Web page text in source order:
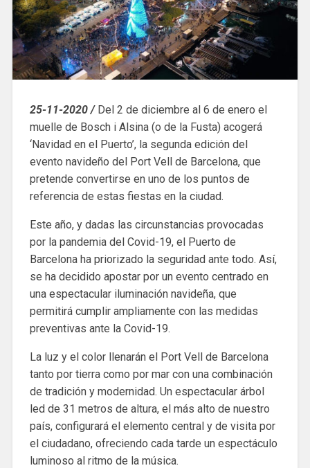
25-11-2020 / Del 2 de diciembre al 6 de enero el
muelle de Bosch i Alsina (o de la Fusta) acogerá
‘Navidad en el Puerto’, la segunda edición del
evento navideño del Port Vell de Barcelona, ​​que
pretende convertirse en uno de los puntos de
referencia de estas fiestas en la ciudad.
Este año, y dadas las circunstancias provocadas
por la pandemia del Covid-19, el Puerto de
Barcelona ha priorizado la seguridad ante todo. Así,
se ha decidido apostar por un evento centrado en
una espectacular iluminación navideña, que
permitirá cumplir ampliamente con las medidas
preventivas ante la Covid-19.
La luz y el color llenarán el Port Vell de Barcelona
tanto por tierra como por mar con una combinación
de tradición y modernidad. Un espectacular árbol
led de 31 metros de altura, el más alto de nuestro
país, configurará el elemento central y de visita por
el ciudadano, ofreciendo cada tarde un espectáculo
luminoso al ritmo de la música.